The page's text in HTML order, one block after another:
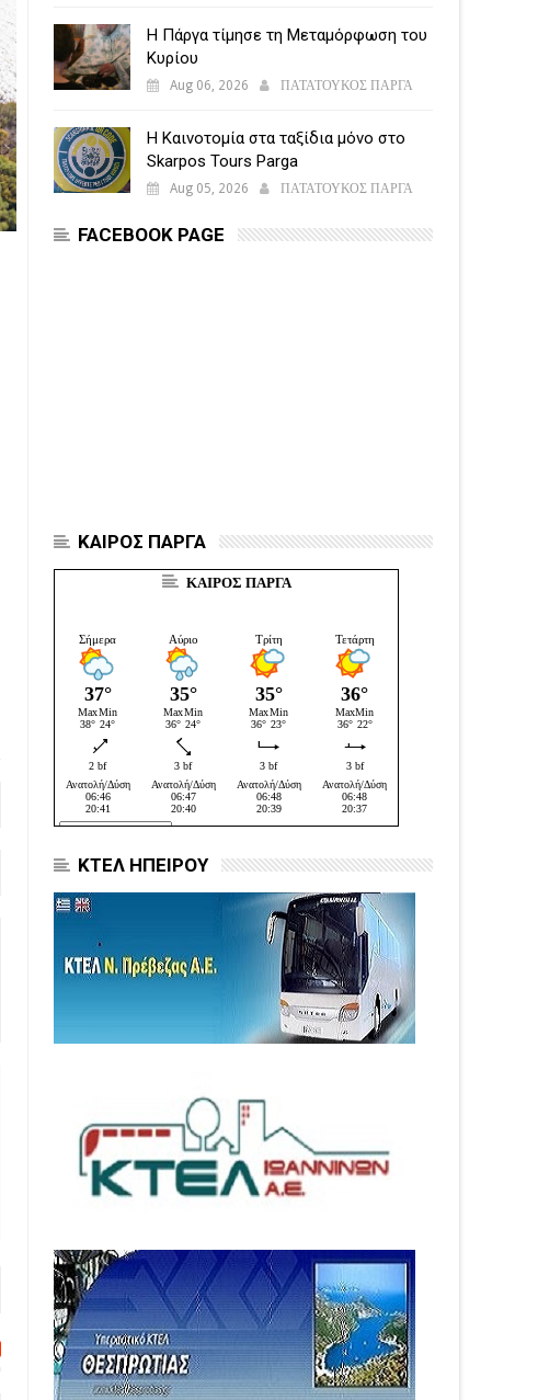
Η Πάργα τίμησε τη Μεταμόρφωση του
Κυρίου
Aug 06, 2026 ΠΑΤΑΤΟΥΚΟΣ ΠΑΡΓΑ
Η Καινοτομία στα ταξίδια μόνο στο
Skarpos Tours Parga
Aug 05, 2026 ΠΑΤΑΤΟΥΚΟΣ ΠΑΡΓΑ
FACEBOOK PAGE
ΚΑΙΡΟΣ ΠΑΡΓΑ
ΚΑΙΡΟΣ ΠΑΡΓΑ
ΚΤΕΛ ΗΠΕΙΡΟΥ